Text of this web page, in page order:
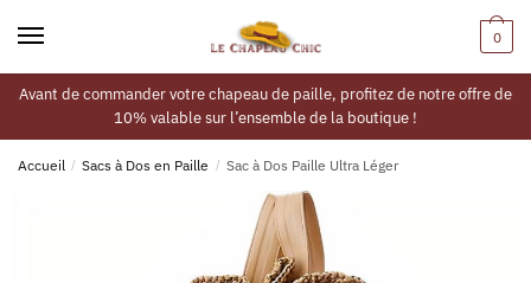
0
Avant de commander votre chapeau de paille, profitez de notre offre de
10% valable sur l’ensemble de la boutique !
Accueil / Sacs à Dos en Paille / Sac à Dos Paille Ultra Léger